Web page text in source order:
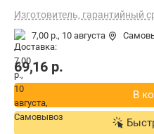
Изготовитель, гарантийный
7,00 р., 10 августа
69,16 р.
В